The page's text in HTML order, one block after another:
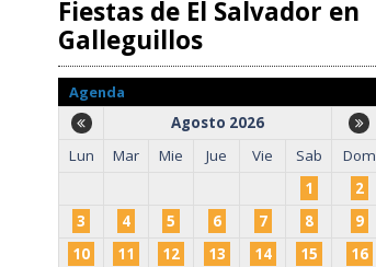
Fiestas de El Salvador en
Galleguillos
Agenda
Agosto 2026
Lun
Mar Mie Jue Vie Sab
Dom
1
2
3
4 5 6 7 8
9
10
11 12 13 14 15
16